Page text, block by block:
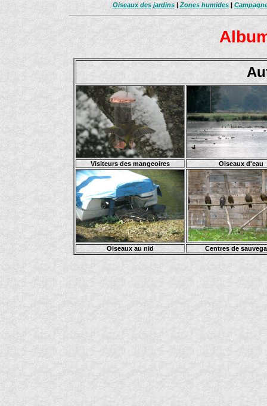
Oiseaux des jardins| Zones humides|
Visiteurs des mangeoires Oiseaux d'eau
Oiseaux au nid Centres de